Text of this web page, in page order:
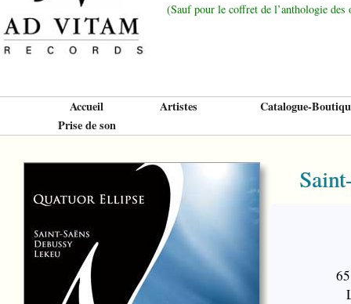
(Sauf pour le coffret de l’anthologie
Accueil Artistes
Catalogue-
Prise de son